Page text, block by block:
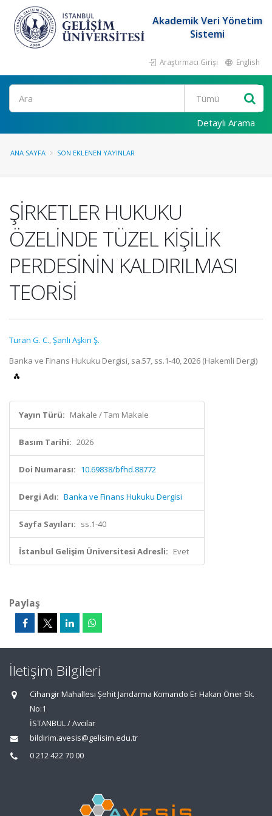
Akademik Veri Yönetim
Sistemi
Araştırmacı Girişi English
Ara
Detaylı Arama
ANA SAYFA SON EKLENEN YAYINLAR
ŞİRKETLER HUKUKU
ÖZELİNDE TÜZEL KİŞİLİK
PERDESİNİN KALDIRILMASI
TEORİSİ
Turan G. C.,Şanlı Aşkın Ş.
Banka ve Finans Hukuku Dergisi, sa.57, ss.1-40, 2026 (Hakemli Dergi)
Yayın Türü: Makale / Tam Makale
Basım Tarihi: 2026
Doi Numarası: 10.69838/bfhd.88772
Dergi Adı: Banka ve Finans Hukuku Dergisi
Sayfa Sayıları: ss.1-40
İstanbul Gelişim Üniversitesi Adresli: Evet
Paylaş
İletişim Bilgileri
Cihangir Mahallesi Şehit Jandarma Komando Er Hakan Öner Sk.
No:1
İSTANBUL / Avcılar
bildirim.avesis@gelisim.edu.tr
0 212 422 70 00